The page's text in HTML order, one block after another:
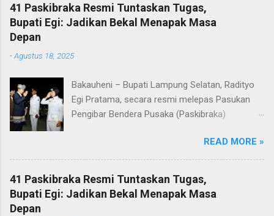
41 Paskibraka Resmi Tuntaskan Tugas,
Bupati Egi: Jadikan Bekal Menapak Masa
Depan
-Agustus 18, 2025
Bakauheni – Bupati Lampung Selatan, Radityo
Egi Pratama, secara resmi melepas Pasukan
Pengibar Bendera Pusaka (Paskibraka)
Pelepasan dilakukan usai upacara penurunan
bendera di Lapangan Menara Siger, Bakauheni,
Minggu malam (17/8/2025). Sebanyak 41
anggota Paskibraka yang sebelumnya sukses
mengibarkan Sang Saka Merah Putih pada
READ MORE »
41 Paskibraka Resmi Tuntaskan Tugas,
Bupati Egi: Jadikan Bekal Menapak Masa
Depan